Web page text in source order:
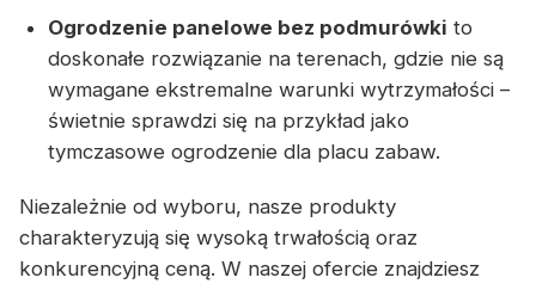
Ogrodzenie panelowe bez podmurówki to
doskonałe rozwiązanie na terenach, gdzie nie są
wymagane ekstremalne warunki wytrzymałości –
świetnie sprawdzi się na przykład jako
tymczasowe ogrodzenie dla placu zabaw.
Niezależnie od wyboru, nasze produkty
charakteryzują się wysoką trwałością oraz
konkurencyjną ceną. W naszej ofercie znajdziesz